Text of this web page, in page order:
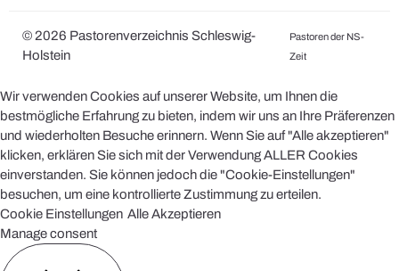
© 2026 Pastorenverzeichnis Schleswig-
Holstein
Pastoren der NS-
Zeit
Wir verwenden Cookies auf unserer Website, um Ihnen die
bestmögliche Erfahrung zu bieten, indem wir uns an Ihre Präferenzen
und wiederholten Besuche erinnern. Wenn Sie auf "Alle akzeptieren"
klicken, erklären Sie sich mit der Verwendung ALLER Cookies
einverstanden. Sie können jedoch die "Cookie-Einstellungen"
besuchen, um eine kontrollierte Zustimmung zu erteilen.
Cookie Einstellungen Alle Akzeptieren
Manage consent